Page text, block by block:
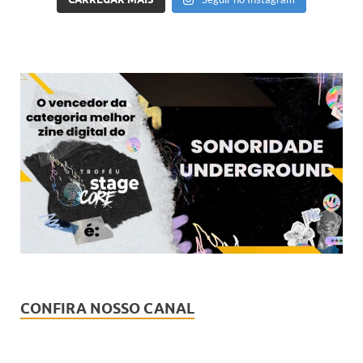
CONFIRA NOSSO CANAL